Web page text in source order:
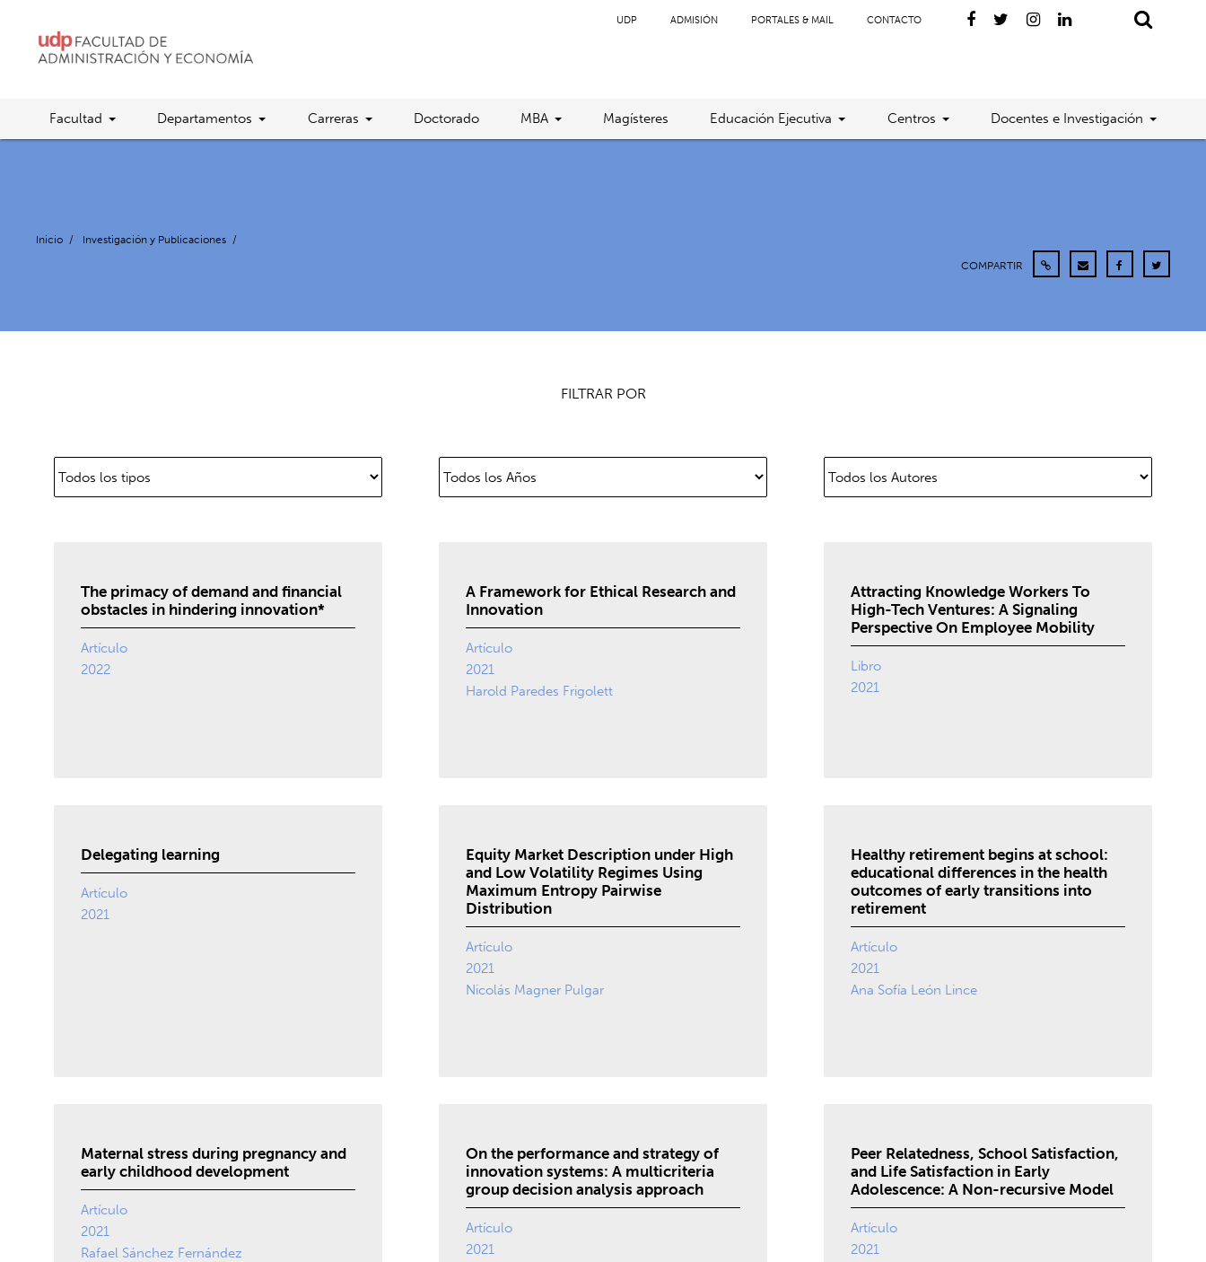
UDP ADMISIÓN PORTALES & MAIL CONTACTO
Facultad Departamentos Carreras Doctorado MBA Magísteres Educación Ejecutiva Centros Docentes e Investigación
Inicio / Investigación y Publicaciones /
COMPARTIR
FILTRAR POR
The primacy of demand and financial
obstacles in hindering innovation*
Artículo
2022
A Framework for Ethical Research and
Innovation
Artículo
2021
Harold Paredes Frigolett
Attracting Knowledge Workers To
High-Tech Ventures: A Signaling
Perspective On Employee Mobility
Libro
2021
Delegating learning
Artículo
2021
Equity Market Description under High
and Low Volatility Regimes Using
Maximum Entropy Pairwise
Distribution
Artículo
2021
Nicolás Magner Pulgar
Healthy retirement begins at school:
educational differences in the health
outcomes of early transitions into
retirement
Artículo
2021
Ana Sofía León Lince
Maternal stress during pregnancy and
early childhood development
Artículo
2021
Rafael Sánchez Fernández
On the performance and strategy of
innovation systems: A multicriteria
group decision analysis approach
Artículo
2021
Peer Relatedness, School Satisfaction,
and Life Satisfaction in Early
Adolescence: A Non-recursive Model
Artículo
2021